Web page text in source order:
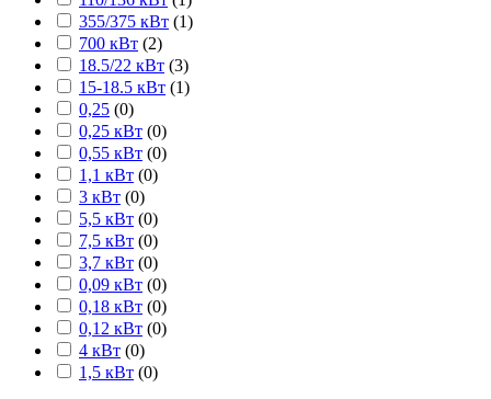
355/375 кВт (1)
700 кВт (2)
18.5/22 кВт (3)
15-18.5 кВт (1)
0,25 (0)
0,25 кВт (0)
0,55 кВт (0)
1,1 кВт (0)
3 кВт (0)
5,5 кВт (0)
7,5 кВт (0)
3,7 кВт (0)
0,09 кВт (0)
0,18 кВт (0)
0,12 кВт (0)
4 кВт (0)
1,5 кВт (0)